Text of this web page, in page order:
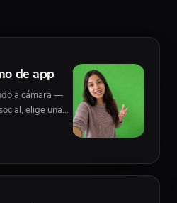
de app
a cámara —
elige una
opcional